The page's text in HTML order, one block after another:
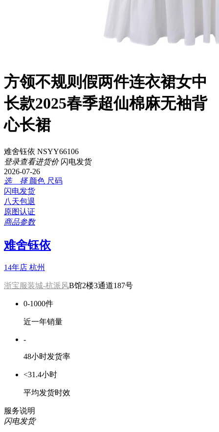
方领不规则假两件连衣裙女中
长款2025春季超仙棉麻无袖背
心长裙
难舍钰依 NSYY66106
登录查看进货价 闪电发货
2026-07-26
选 择 颜色 尺码
闪电发货
八天包退
原图认证
商品参数
难舍钰依
14年店 杭州
浙宝服装城-杭派风B馆2楼3通道187号
0-1000件
近一年销量
-
48小时发货率
<31.4小时
平均发货时效
服务说明
闪电发货